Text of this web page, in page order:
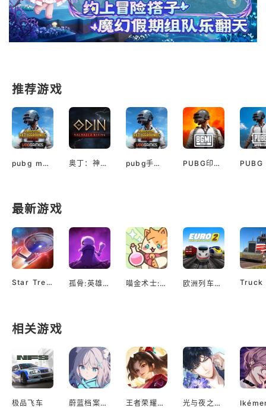
推荐游戏
pubg mobile最新版本 奥丁：神判（国际服） pubg手游越南服最新版 PUBG印服手机安卓版
最新游戏
Star Trek™ Fleet Command 孤骨:英雄杀手 喵金术士:猫咪合并大亨 欧洲列车模拟2
相关游戏
极品飞车 蔚蓝档案国服 王者荣耀海外测试服 光与夜之恋台服